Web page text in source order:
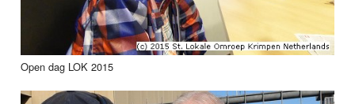
Open dag LOK 2015